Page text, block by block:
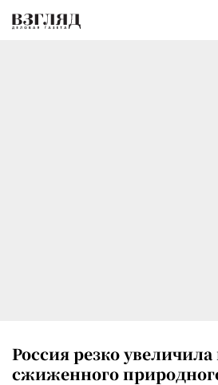
Россия резко
сжиженного